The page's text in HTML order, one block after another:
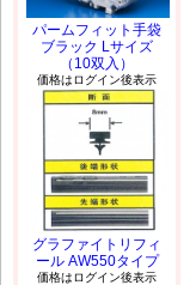
パームフィット手袋
ブラック Lサイズ
（10双入）
価格はログイン後表示
グラファイトリフィ
ール AW550タイプ
価格はログイン後表示